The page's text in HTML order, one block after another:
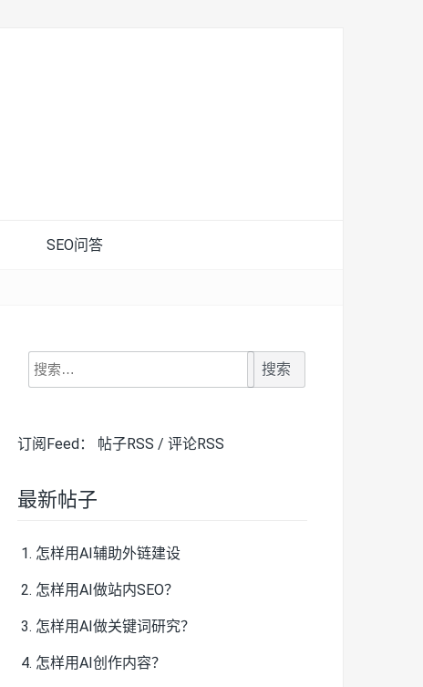
SEO问答
搜
索：
订阅Feed： 帖子RSS / 评论RSS
最新帖子
怎样用AI辅助外链建设
怎样用AI做站内SEO？
怎样用AI做关键词研究？
怎样用AI创作内容？